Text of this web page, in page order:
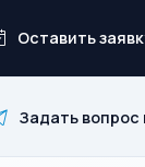
Оставить
Задать вопрос